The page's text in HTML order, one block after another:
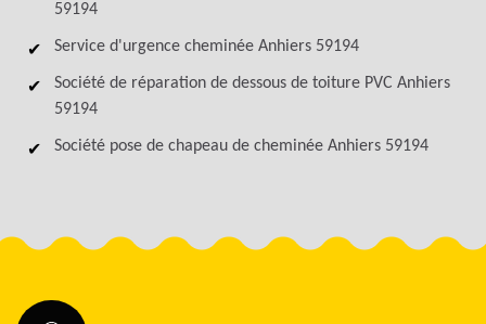
59194
Service d'urgence cheminée Anhiers 59194
Société de réparation de dessous de toiture PVC Anhiers
59194
Société pose de chapeau de cheminée Anhiers 59194